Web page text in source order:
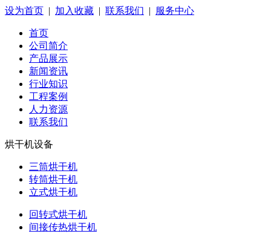
设为首页 | 加入收藏 | 联系我们 | 服务中心
首页
公司简介
产品展示
新闻资讯
行业知识
工程案例
人力资源
联系我们
烘干机设备
三筒烘干机
转筒烘干机
立式烘干机
回转式烘干机
间接传热烘干机